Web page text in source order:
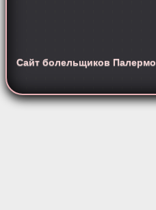
Сайт болельщиков Палермо